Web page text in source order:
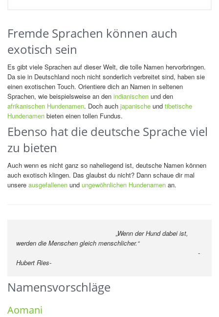
Fremde Sprachen können auch
exotisch sein
Es gibt viele Sprachen auf dieser Welt, die tolle Namen hervorbringen.
Da sie in Deutschland noch nicht sonderlich verbreitet sind, haben sie
einen exotischen Touch. Orientiere dich an Namen in seltenen
Sprachen, wie beispielsweise an den indianischen und den
afrikanischen Hundenamen. Doch auch japanische und tibetische
Hundenamen bieten einen tollen Fundus.
Ebenso hat die deutsche Sprache viel
zu bieten
Auch wenn es nicht ganz so naheliegend ist, deutsche Namen können
auch exotisch klingen. Das glaubst du nicht? Dann schaue dir mal
unsere ausgefallenen und ungewöhnlichen Hundenamen an.
„Wenn der Hund dabei ist,
werden die Menschen gleich menschlicher.“
-
Hubert Ries-
Namensvorschläge
Aomani